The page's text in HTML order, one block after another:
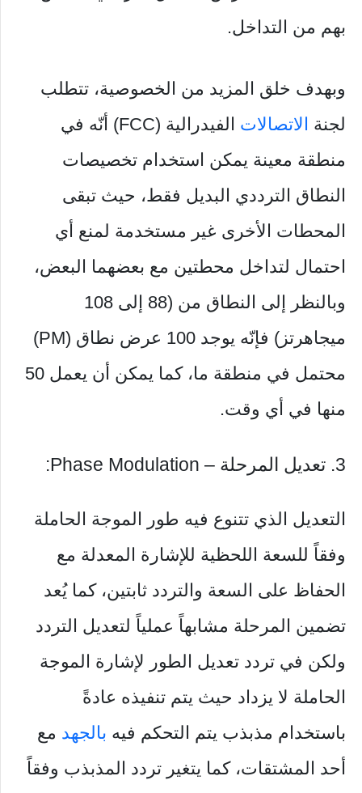
بهم من التداخل.
وبهدف خلق المزيد من الخصوصية، تتطلب
لجنة الاتصالات
الفيدرالية (FCC) أنّه في
منطقة معينة يمكن استخدام تخصيصات
النطاق الترددي البديل فقط، حيث تبقى
المحطات الأخرى غير مستخدمة لمنع أي
احتمال لتداخل محطتين مع بعضهما البعض،
وبالنظر إلى النطاق من (88 إلى 108
ميجاهرتز) فإنّه يوجد 100 عرض نطاق (PM)
محتمل في منطقة ما، كما يمكن أن يعمل 50
منها في أي وقت.
3. تعديل المرحلة – Phase Modulation:
التعديل الذي تتنوع فيه طور الموجة الحاملة
وفقاً للسعة اللحظية للإشارة المعدلة مع
الحفاظ على السعة والتردد ثابتين، كما يُعد
تضمين المرحلة مشابهاً عملياً لتعديل التردد
ولكن في تردد تعديل الطور لإشارة الموجة
الحاملة لا يزداد حيث يتم تنفيذه عادةً
باستخدام مذبذب يتم التحكم فيه بالجهد مع
أحد المشتقات، كما يتغير تردد المذبذب وفقاً